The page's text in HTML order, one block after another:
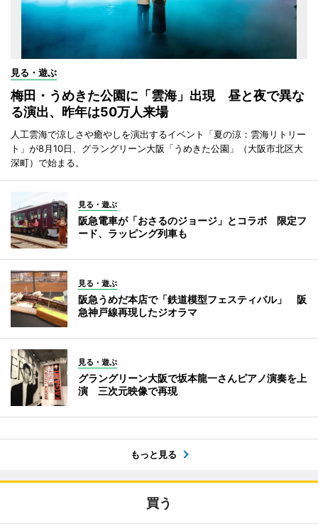
見る・遊ぶ
梅田・うめきた公園に「雲海」出現 昼と夜で異な
る演出、昨年は50万人来場
人工雲海で涼しさや癒やしを演出するイベント「夏の涼：雲海リトリー
ト」が8月10日、グラングリーン大阪「うめきた公園」（大阪市北区大
深町）で始まる。
見る・遊ぶ
阪急電車が「おさるのジョージ」とコラボ 限定フ
ード、ラッピング列車も
見る・遊ぶ
阪急うめだ本店で「鉄道模型フェスティバル」 阪
急神戸線再現したジオラマ
見る・遊ぶ
グラングリーン大阪で坂本龍一さんピアノ演奏を上
演 三次元映像で再現
もっと見る
買う